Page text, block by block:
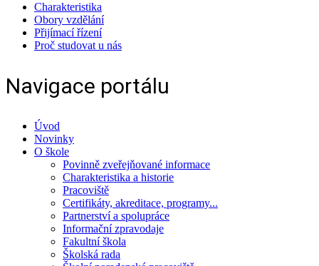
Charakteristika
Obory vzdělání
Přijímací řízení
Proč studovat u nás
Navigace portálu
Úvod
Novinky
O škole
Povinně zveřejňované informace
Charakteristika a historie
Pracoviště
Certifikáty, akreditace, programy...
Partnerství a spolupráce
Informační zpravodaje
Fakultní škola
Školská rada